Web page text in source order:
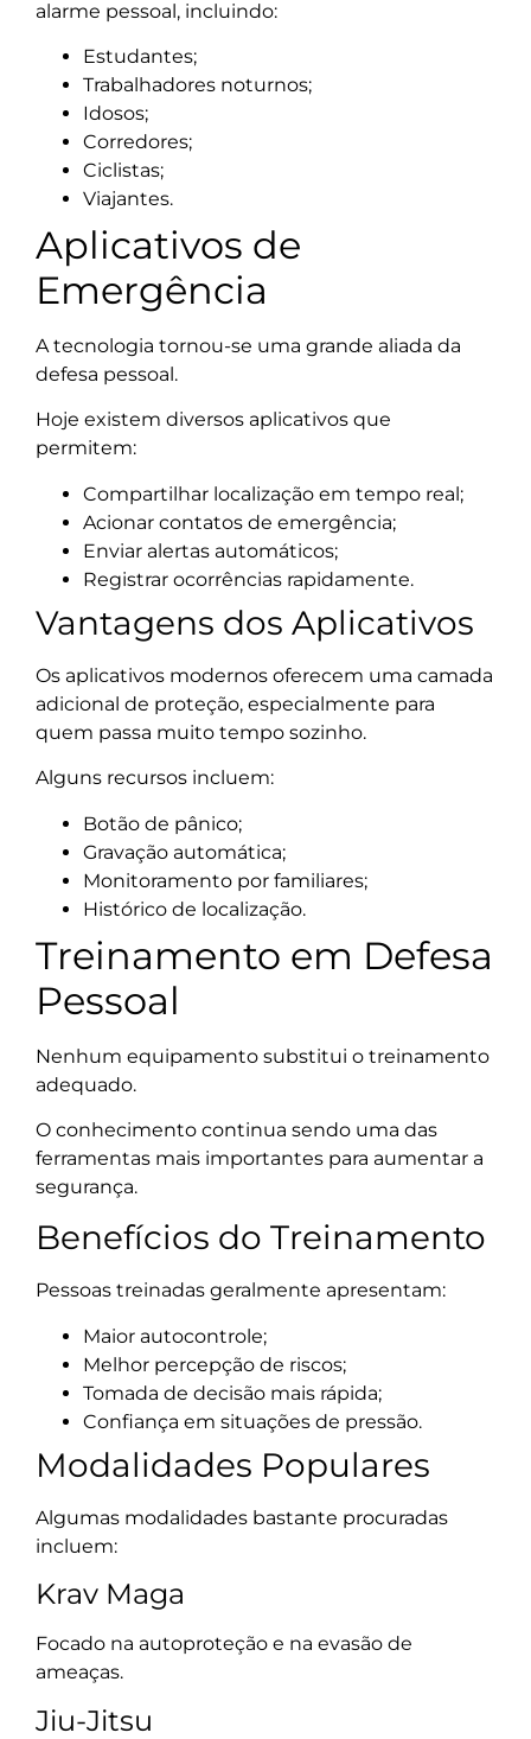
alarme pessoal, incluindo:
Estudantes;
Trabalhadores noturnos;
Idosos;
Corredores;
Ciclistas;
Viajantes.
Aplicativos de
Emergência
A tecnologia tornou-se uma grande aliada da
defesa pessoal.
Hoje existem diversos aplicativos que
permitem:
Compartilhar localização em tempo real;
Acionar contatos de emergência;
Enviar alertas automáticos;
Registrar ocorrências rapidamente.
Vantagens dos Aplicativos
Os aplicativos modernos oferecem uma camada
adicional de proteção, especialmente para
quem passa muito tempo sozinho.
Alguns recursos incluem:
Botão de pânico;
Gravação automática;
Monitoramento por familiares;
Histórico de localização.
Treinamento em Defesa
Pessoal
Nenhum equipamento substitui o treinamento
adequado.
O conhecimento continua sendo uma das
ferramentas mais importantes para aumentar a
segurança.
Benefícios do Treinamento
Pessoas treinadas geralmente apresentam:
Maior autocontrole;
Melhor percepção de riscos;
Tomada de decisão mais rápida;
Confiança em situações de pressão.
Modalidades Populares
Algumas modalidades bastante procuradas
incluem:
Krav Maga
Focado na autoproteção e na evasão de
ameaças.
Jiu-Jitsu